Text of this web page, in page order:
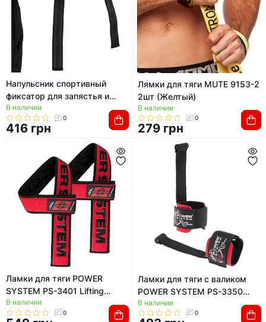
Напульсник спортивный
фиксатор для запястья и
кисти с лямкой для тяги
LIFTING STRAP EZOUS B-02
2шт (Черный)
В наличии
0
416 грн
Лямки для тяги MUTE 9153-2
2шт (Желтый)
В наличии
0
279 грн
Ламки для тяги POWER
SYSTEM PS-3401 Lifting
Straps Duplex Black/Red
В наличии
0
Ламки для тяги с валиком
POWER SYSTEM PS-3350
Power Pin Black/Red
В наличии
0